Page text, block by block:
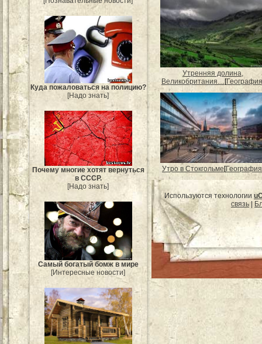
Куда пожаловаться на полицию?
[Надо знать]
Почему многие хотят вернуться
в СССР.
[Надо знать]
Самый богатый бомж в мире
[Интересные новости]
Утренняя долина,
Великобритания… [География
Утро в Стокгольме[География
Используются технологии
связь